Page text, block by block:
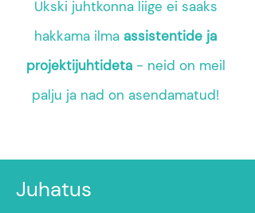
Ükski juhtkonna liige ei saaks
hakkama ilma assistentide ja
projektijuhtideta- neid on meil
palju ja nad on asendamatud!
Juhatus